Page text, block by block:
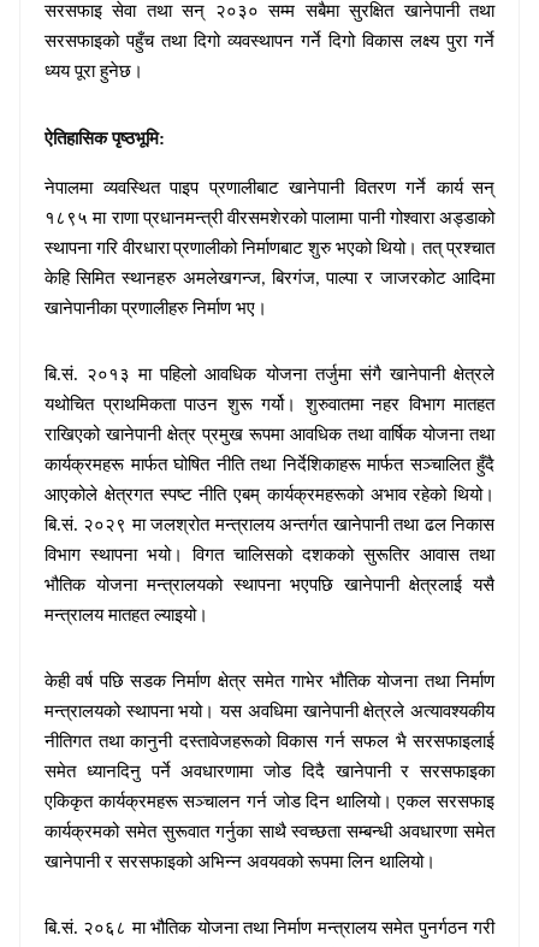
सरसफाइ सेवा तथासन् २०३० सम्म सबैमा सुरक्षित खानेपानी तथा
सरसफाइकोपहुँचतथा दिगो व्यवस्थापन गर्ने दिगो विकास लक्ष्य पुरा गर्ने
ध्यय पूरा हुनेछ।
ऐतिहासिक पृष्ठभूमि:
नेपालमा व्यवस्थित पाइप प्रणालीबाट खानेपानी वितरण गर्ने कार्य सन्
१८९५ मा राणा प्रधानमन्त्री वीरसमशेरको पालामा पानी गोश्वारा अड्डाको
स्थापना गरि वीरधाराप्रणालीको निर्माणबाट शुरु भएको थियो। तत् प्रश्चात
केहि सिमित स्थानहरु अमलेखगन्ज,बिरगंज, पाल्पा र जाजरकोट आदिमा
खानेपानीका प्रणालीहरु निर्माण भए।
बि.सं. २०१३ मा पहिलो आवधिक योजना तर्जुमा संगै खानेपानी क्षेत्रले
यथोचित प्राथमिकता पाउन शुरू गर्यो। शुरुवातमा नहर विभाग मातहत
राखिएको खानेपानी क्षेत्र प्रमुख रूपमा आवधिक तथा वार्षिक योजना तथा
कार्यक्रमहरू मार्फत घोषित नीति तथा निर्देशिकाहरू मार्फत सञ्चालित हुँदै
आएकोले क्षेत्रगत स्पष्ट नीति एबम् कार्यक्रमहरूको अभाव रहेको थियो।
बि.सं. २०२९ मा जलश्रोत मन्त्रालय अन्तर्गत खानेपानी तथा ढल निकास
विभाग स्थापना भयो। विगत चालिसको दशकको सुरूतिर आवास तथा
भौतिक योजना मन्त्रालयको स्थापना भएपछि खानेपानी क्षेत्रलाई यसै
मन्त्रालय मातहत ल्याइयो।
केही वर्ष पछि सडक निर्माण क्षेत्र समेत गाभेर भौतिक योजना तथा निर्माण
मन्त्रालयको स्थापना भयो। यस अवधिमा खानेपानी क्षेत्रले अत्यावश्यकीय
नीतिगत तथा कानुनी दस्तावेजहरूको विकास गर्न सफल भै सरसफाइलाई
समेत ध्यानदिनु पर्ने अवधारणामा जोड दिदै खानेपानी र सरसफाइका
एकिकृत कार्यक्रमहरू सञ्चालन गर्न जोड दिन थालियो। एकल सरसफाइ
कार्यक्रमको समेत सुरूवात गर्नुका साथै स्वच्छता सम्बन्धी अवधारणा समेत
खानेपानी र सरसफाइको अभिन्न अवयवको रूपमा लिन थालियो।
बि.सं. २०६८ मा भौतिक योजना तथा निर्माण मन्त्रालय समेत पुनर्गठन गरी